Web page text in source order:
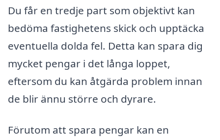
Du får en tredje part som objektivt kan
bedöma fastighetens skick och upptäcka
eventuella dolda fel. Detta kan spara dig
mycket pengar i det långa loppet,
eftersom du kan åtgärda problem innan
de blir ännu större och dyrare.
Förutom att spara pengar kan en